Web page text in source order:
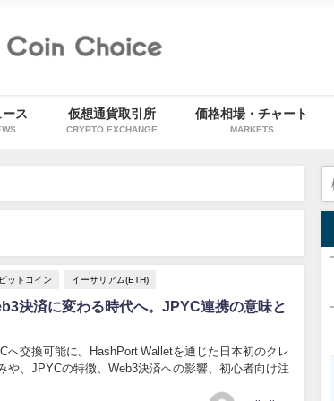
ース 仮想通貨取引所
CRYPTO EXCHANGE
価格相場・チャート
MARKETS
ビットコイン イーサリアム(ETH)
決済に変わる時代へ。JPYC連携の意味と
へ交換可能に。HashPort Walletを通じた日本初のクレ
や、JPYCの特徴、Web3決済への影響、初心者向け注